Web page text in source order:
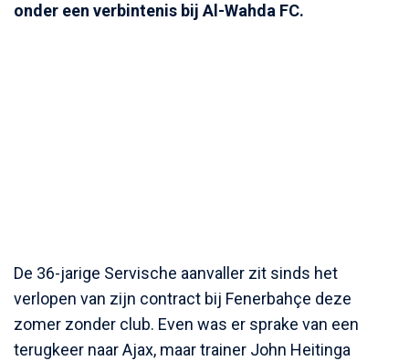
onder een verbintenis bij Al-Wahda FC.
De 36-jarige Servische aanvaller zit sinds het
verlopen van zijn contract bij Fenerbahçe deze
zomer zonder club. Even was er sprake van een
terugkeer naar Ajax, maar trainer John Heitinga